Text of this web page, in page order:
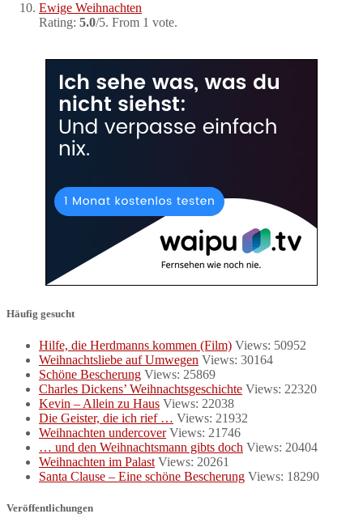
Ewige Weihnachten
Rating: 5.0/5. From 1 vote.
Häufig gesucht
Hilfe, die Herdmanns kommen (Film) Views: 50952
Weihnachtsliebe auf Umwegen Views: 30164
Schöne Bescherung Views: 25869
Charles Dickens’ Weihnachtsgeschichte Views: 22320
Kevin – Allein zu Haus Views: 22038
Die Geister, die ich rief … Views: 21932
Weihnachten undercover Views: 21746
… und den Weihnachtsmann gibts doch Views: 20404
Weihnachten im Palast Views: 20261
Santa Clause – Eine schöne Bescherung Views: 18290
Veröffentlichungen